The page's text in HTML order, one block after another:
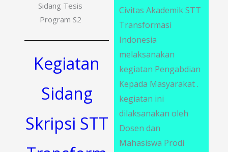
Sidang Tesis
Program S2
Kegiatan
Sidang
Skripsi STT
Civitas Akademik STT
Transformasi
Indonesia
melaksanakan
kegiatan Pengabdian
Kepada Masyarakat .
kegiatan ini
dilaksanakan oleh
Dosen dan
Mahasiswa Prodi